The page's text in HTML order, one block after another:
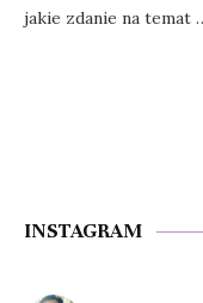
jakie zdanie na temat
INSTAGRAM